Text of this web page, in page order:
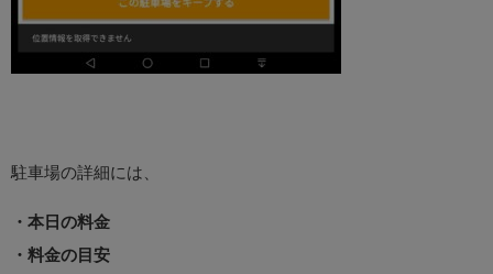
駐車場の詳細には、
・本日の料金
・料金の目安